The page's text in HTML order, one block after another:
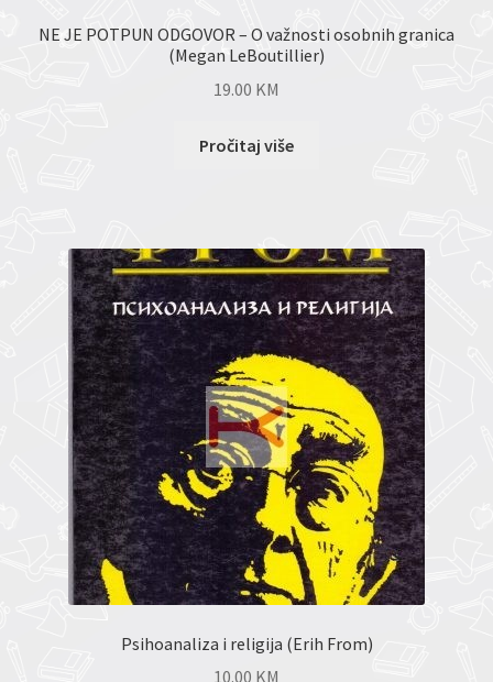
NE JE POTPUN ODGOVOR – O važnosti osobnih granica
(Megan LeBoutillier)
19.00 KM
Pročitaj više
Psihoanaliza i religija (Erih From)
10.00 KM